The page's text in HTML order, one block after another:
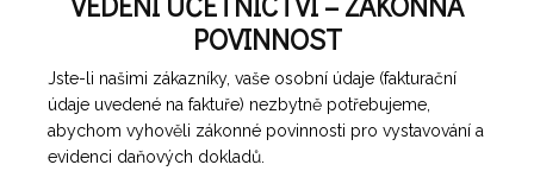
POVINNOST
Jste-li našimi zákazníky, vaše osobní údaje (fakturační
údaje uvedené na faktuře) nezbytně potřebujeme,
abychom vyhověli zákonné povinnosti pro vystavování a
evidenci daňových dokladů.